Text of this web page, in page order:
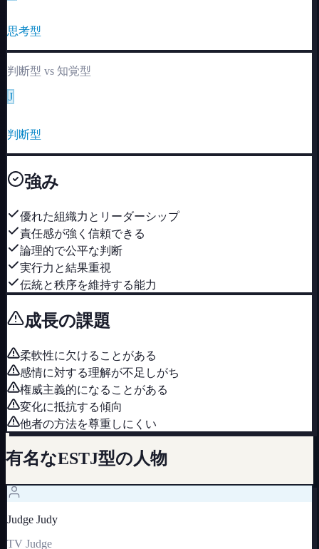
思考型
判断型 vs 知覚型
J
判断型
強み
優れた組織力とリーダーシップ
責任感が強く信頼できる
論理的で公平な判断
実行力と結果重視
伝統と秩序を維持する能力
成長の課題
柔軟性に欠けることがある
感情に対する理解が不足しがち
権威主義的になることがある
変化に抵抗する傾向
他者の方法を尊重しにくい
有名なESTJ型の人物
Judge Judy
TV Judge